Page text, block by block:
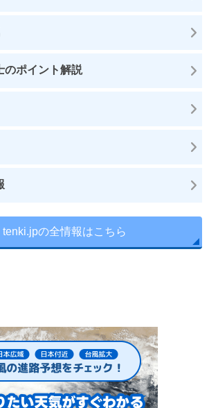
のポイント解説
tenki.jpの全情報はこちら